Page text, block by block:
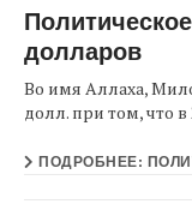
долларов
Во имя Аллаха,
долл. при том, что в
ПОДРОБНЕЕ: